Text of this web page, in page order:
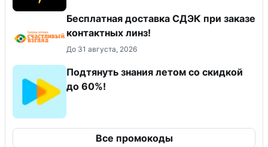
Бесплатная доставка СДЭК при заказе
контактных линз!
До 31 августа, 2026
Подтянуть знания летом со скидкой
до 60%!
Все промокоды